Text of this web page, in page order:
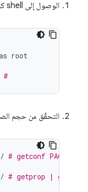
الوصول إلى shell كجذر:
root
#
التحقّق من حجم
# getconf PAGE_SIZE
# getprop | grep